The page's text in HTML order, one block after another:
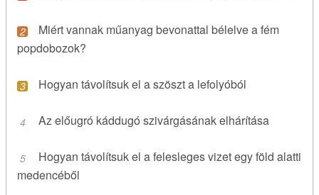
Miért vannak műanyag bevonattal bélelve a fém
popdobozok?
Hogyan távolítsuk el a szöszt a lefolyóból
Az előugró káddugó szivárgásának elhárítása
Hogyan távolítsuk el a felesleges vizet egy föld alatti
medencéből